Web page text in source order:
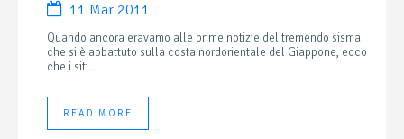
11 Mar 2011
Quando ancora eravamo alle prime notizie del tremendo sisma
che si è abbattuto sulla costa nordorientale del Giappone, ecco
che i siti...
READ MORE